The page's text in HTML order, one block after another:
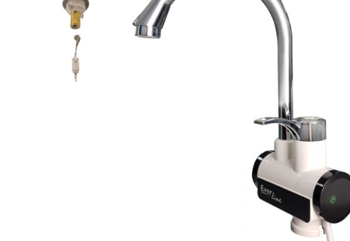
Centrale electrice
Accesorii de montaj
Energie verde - Pompe de caldura
Pompe de caldura